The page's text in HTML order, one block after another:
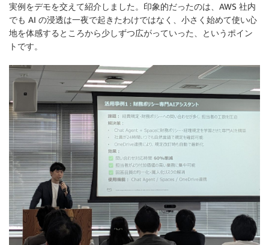
実例をデモを交えて紹介しました。印象的だったのは、AWS 社内
でも AI の浸透は一夜で起きたわけではなく、 小さく始めて使い心
地を体感するところから少しずつ広がっていった
、というポイン
トです。